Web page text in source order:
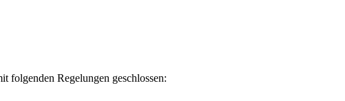
folgenden Regelungen geschlossen: